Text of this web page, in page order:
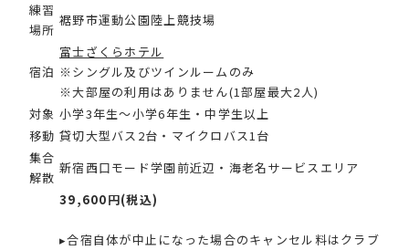
練習
場所
裾野市運動公園陸上競技場
宿泊
富士ざくらホテル
※シングル及びツインルームのみ
※大部屋の利用はありません(1部屋最大2人)
対象 小学3年生～小学6年生・中学生以上
移動 貸切大型バス2台・マイクロバス1台
集合
解散
新宿西口モード学園前近辺・海老名サービスエリア
39,600円(税込)
▸合宿自体が中止になった場合のキャンセル料はクラブ